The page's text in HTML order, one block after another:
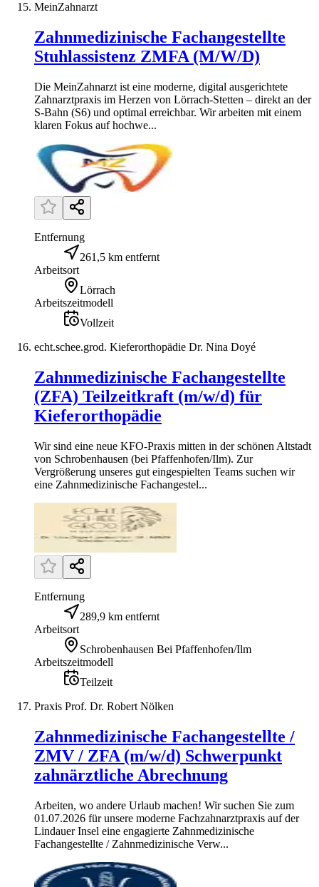
MeinZahnarzt
Zahnmedizinische Fachangestellte
Stuhlassistenz ZMFA (M/W/D)
Die MeinZahnarzt ist eine moderne, digital ausgerichtete
Zahnarztpraxis im Herzen von Lörrach-Stetten – direkt an der
S-Bahn (S6) und optimal erreichbar. Wir arbeiten mit einem
klaren Fokus auf hochwe...
Entfernung
261,5 km entfernt
Arbeitsort
Lörrach
Arbeitszeitmodell
Vollzeit
echt.schee.grod. Kieferorthopädie Dr. Nina Doyé
Zahnmedizinische Fachangestellte
(ZFA) Teilzeitkraft (m/w/d) für
Kieferorthopädie
Wir sind eine neue KFO-Praxis mitten in der schönen Altstadt
von Schrobenhausen (bei Pfaffenhofen/Ilm). Zur
Vergrößerung unseres gut eingespielten Teams suchen wir
eine Zahnmedizinische Fachangestel...
Entfernung
289,9 km entfernt
Arbeitsort
Schrobenhausen Bei Pfaffenhofen/Ilm
Arbeitszeitmodell
Teilzeit
Praxis Prof. Dr. Robert Nölken
Zahnmedizinische Fachangestellte /
ZMV / ZFA (m/w/d) Schwerpunkt
zahnärztliche Abrechnung
Arbeiten, wo andere Urlaub machen! Wir suchen Sie zum
01.07.2026 für unsere moderne Fachzahnarztpraxis auf der
Lindauer Insel eine engagierte Zahnmedizinische
Fachangestellte / Zahnmedizinische Verw...